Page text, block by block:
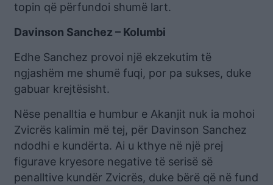
topin që përfundoi shumë lart.
Davinson Sanchez – Kolumbi
Edhe Sanchez provoi një ekzekutim të
ngjashëm me shumë fuqi, por pa sukses, duke
gabuar krejtësisht.
Nëse penalltia e humbur e Akanjit nuk ia mohoi
Zvicrës kalimin më tej, për Davinson Sanchez
ndodhi e kundërta. Ai u kthye në një prej
figurave kryesore negative të serisë së
penalltive kundër Zvicrës, duke bërë që në fund